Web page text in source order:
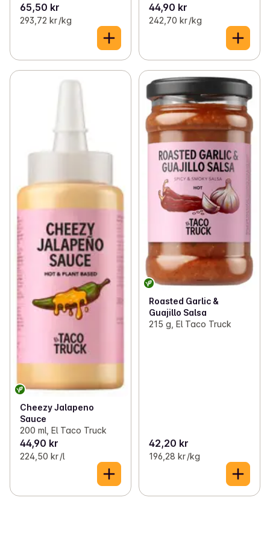
65,50 kr
293,72 kr /kg
44,90 kr
242,70 kr /kg
Cheezy Jalapeno
Sauce
200 ml, El Taco Truck
44,90 kr
224,50 kr /l
Roasted Garlic &
Guajillo Salsa
215 g, El Taco Truck
42,20 kr
196,28 kr /kg